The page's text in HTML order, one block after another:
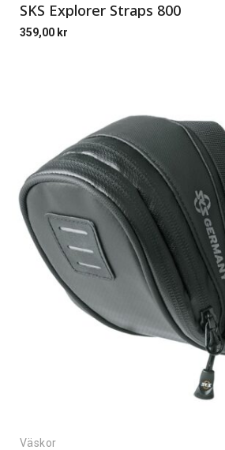
SKS Explorer Straps 800
359,00 kr
Väskor